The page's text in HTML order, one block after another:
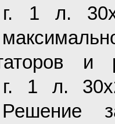
г. 1 л.
и
г. 1 л.